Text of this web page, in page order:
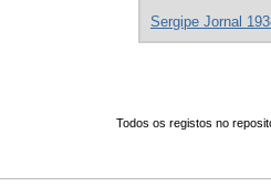
Sergipe Jornal
Todos os registos no